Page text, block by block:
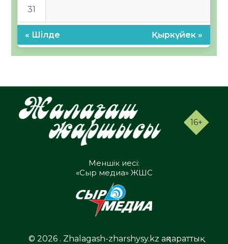
31
« Шілде Қыркүйек »
16+
Меншік иесі:
«Сыр медиа» ЖШС
© 2026 . Zhalagash-zharshysy.kz ақпараттық